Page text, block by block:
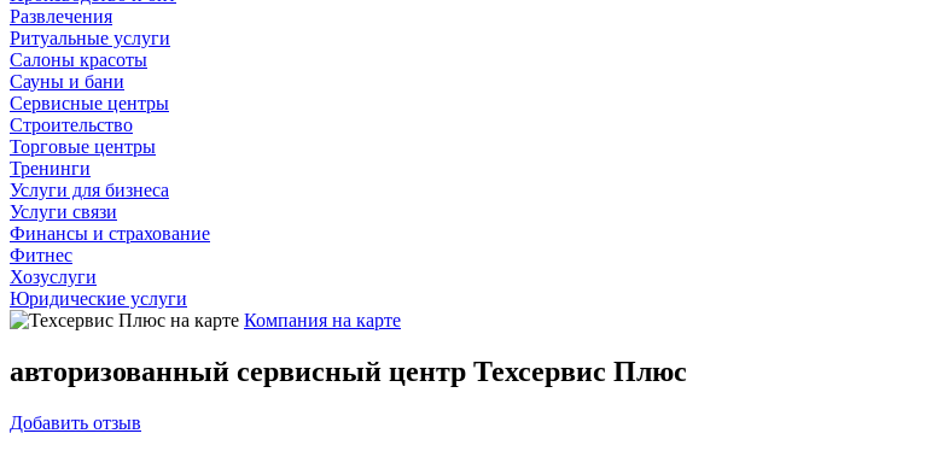
Развлечения
Ритуальные услуги
Салоны красоты
Сауны и бани
Сервисные центры
Строительство
Торговые центры
Тренинги
Услуги для бизнеса
Услуги связи
Финансы и страхование
Фитнес
Хозуслуги
Юридические услуги
Компания на карте
авторизованный сервисный центр Техсервис Плюс
Добавить отзыв